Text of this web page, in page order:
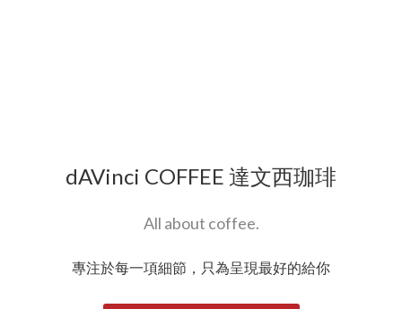
dAVinci COFFEE 達文西珈琲
All about coffee.
專注於每一項細節，只為呈現最好的給你